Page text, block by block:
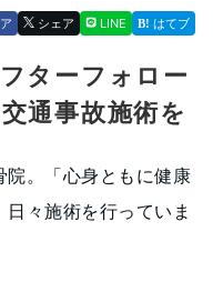
シェア LINE はてブ
ターフォロー
通事故施術を
院。「心身ともに健康
々施術を行っていま